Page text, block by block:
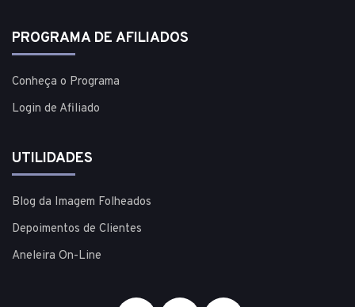
PROGRAMA DE AFILIADOS
Conheça o Programa
Login de Afiliado
UTILIDADES
Blog da Imagem Folheados
Depoimentos de Clientes
Aneleira On-Line